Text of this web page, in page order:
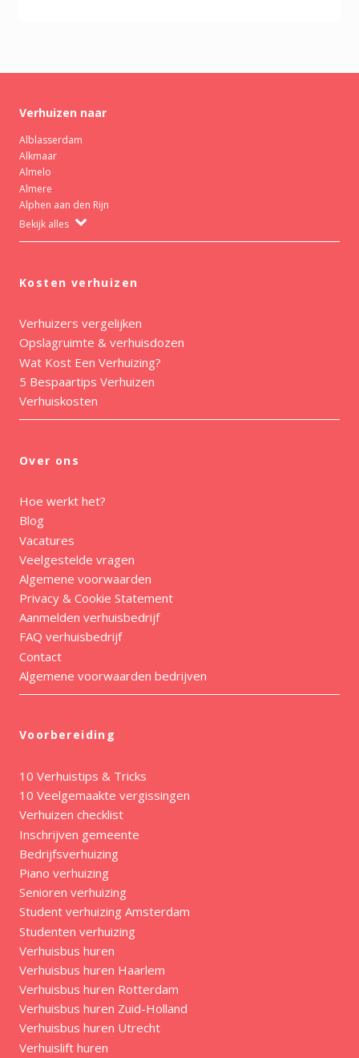
Verhuizen naar
Alblasserdam
Alkmaar
Almelo
Almere
Alphen aan den Rijn
Bekijk alles
Kosten verhuizen
Verhuizers vergelijken
Opslagruimte & verhuisdozen
Wat Kost Een Verhuizing?
5 Bespaartips Verhuizen
Verhuiskosten
Over ons
Hoe werkt het?
Blog
Vacatures
Veelgestelde vragen
Algemene voorwaarden
Privacy & Cookie Statement
Aanmelden verhuisbedrijf
FAQ verhuisbedrijf
Contact
Algemene voorwaarden bedrijven
Voorbereiding
10 Verhuistips & Tricks
10 Veelgemaakte vergissingen
Verhuizen checklist
Inschrijven gemeente
Bedrijfsverhuizing
Piano verhuizing
Senioren verhuizing
Student verhuizing Amsterdam
Studenten verhuizing
Verhuisbus huren
Verhuisbus huren Haarlem
Verhuisbus huren Rotterdam
Verhuisbus huren Zuid-Holland
Verhuisbus huren Utrecht
Verhuislift huren